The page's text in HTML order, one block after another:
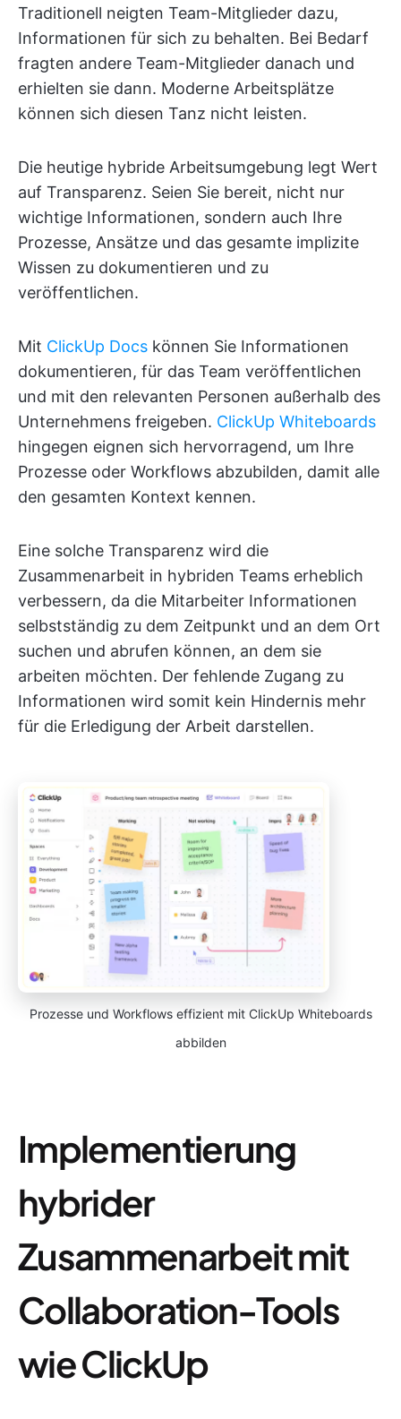
Traditionell neigten Team-Mitglieder dazu,
Informationen für sich zu behalten. Bei Bedarf
fragten andere Team-Mitglieder danach und
erhielten sie dann. Moderne Arbeitsplätze
können sich diesen Tanz nicht leisten.
Die heutige hybride Arbeitsumgebung legt Wert
auf Transparenz. Seien Sie bereit, nicht nur
wichtige Informationen, sondern auch Ihre
Prozesse, Ansätze und das gesamte implizite
Wissen zu dokumentieren und zu
veröffentlichen.
Mit ClickUp Docs können Sie Informationen
dokumentieren, für das Team veröffentlichen
und mit den relevanten Personen außerhalb des
Unternehmens freigeben. ClickUp Whiteboards
hingegen eignen sich hervorragend, um Ihre
Prozesse oder Workflows abzubilden, damit alle
den gesamten Kontext kennen.
Eine solche Transparenz wird die
Zusammenarbeit in hybriden Teams erheblich
verbessern, da die Mitarbeiter Informationen
selbstständig zu dem Zeitpunkt und an dem Ort
suchen und abrufen können, an dem sie
arbeiten möchten. Der fehlende Zugang zu
Informationen wird somit kein Hindernis mehr
für die Erledigung der Arbeit darstellen.
Prozesse und Workflows effizient mit ClickUp Whiteboards
abbilden
Implementierung
hybrider
Zusammenarbeit mit
Collaboration-Tools
wie ClickUp